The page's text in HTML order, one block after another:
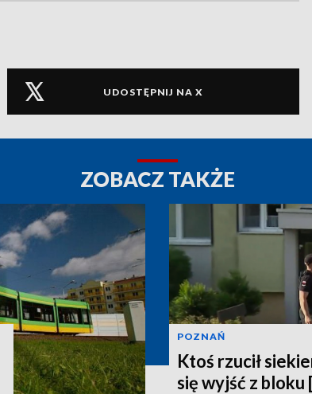
UDOSTĘPNIJ NA X
ZOBACZ TAKŻE
POZNAŃ
Ktoś rzucił
się wyjść z bloku